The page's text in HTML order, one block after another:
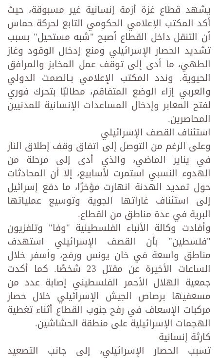
يشهد قطاع غزة أزمة إنسانية غير مسبوقة، حيث
أكد المكتب الإعلامي الحكومي التابع لحركة حماس
أن التنقل داخل القطاع أصبح "شبه مستحيل" بسبب
تشديد الحصار الإسرائيلي ومنع إدخال الوقود وغاز
الطهي، ما أدى إلى توقف عمل المخابز والمرافق
الحيوية. وندد المكتب الإعلامي بـالصمت الدولي
والعربي إزاء الوضع المتفاقم، مطالبًا بتحرك فوري
لفتح المعابر وإدخال المساعدات الإنسانية للمدنيين
المحاصرين.
استئناف القصف الإسرائيلي
وعلى الرغم من التوصل إلى اتفاق وقف إطلاق النار
في يناير الماضي، والذي أدى إلى مرحلة من
الهدوء النسبي استمرت لأسابيع، إلا أن المحادثات
حول تمديد الهدنة انهارت مؤخرًا، ما دفع إسرائيل
إلى استئناف غاراتها الجوية وتوسيع عملياتها
البرية في عدة مناطق من القطاع.
وأفادت وكالة الأنباء الفلسطينية "وفا" وتلفزيون
"فلسطين" بأن القصف الإسرائيلي استهدف
مناطق واسعة في خان يونس ورفح، وأسفر خلال
الساعات الأخيرة عن مقتل 23 شخصًا. كما أكدت
جمعية الهلال الأحمر الفلسطيني إصابة عدد من
مسعفيها برصاص الجيش الإسرائيلي خلال حصار
مركبات الإسعاف في رفح جنوب القطاع أثناء تغطية
الهجمات الإسرائيلية على منطقة الحشاشين.
كارثة إنسانية
تسبب الحصار الإسرائيلي، إلى جانب التصعيد